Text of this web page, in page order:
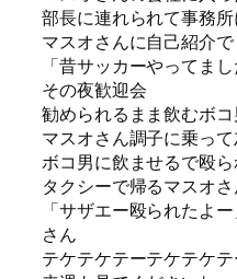
部長に連れられて事務
マスオさんに自己紹介で
「昔サッカーやってま
その夜歓迎会
勧められるまま飲むボ
マスオさん調子に乗っ
ボコ男に飲ませるで殴
タクシーで帰るマスオ
「サザエー殴られたよ
さん
テケテケテーテケテケ